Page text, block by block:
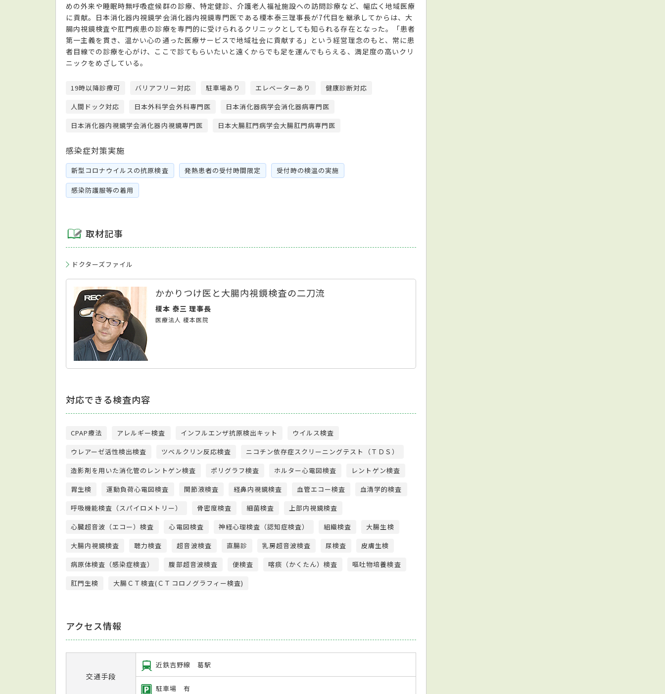
めの外来や睡眠時無呼吸症候群の診療、特定健診、介護老人福祉施設への訪問診療など、幅広く地域医療
に貢献。日本消化器内視鏡学会消化器内視鏡専門医である榎本泰三理事長が7代目を継承してからは、大
腸内視鏡検査や肛門疾患の診療を専門的に受けられるクリニックとしても知られる存在となった。「患者
第一主義を貫き、温かい心の通った医療サービスで地域社会に貢献する」という経営理念のもと、常に患
者目線での診療を心がけ、ここで診てもらいたいと遠くからでも足を運んでもらえる、満足度の高いクリ
ニックをめざしている。
19時以降診療可 バリアフリー対応 駐車場あり エレベーターあり
健康診断対応
人間ドック対応
日本外科学会外科専門医
日本消化器病学会消化器病専門医
日本消化器内視鏡学会消化器内視鏡専門医
日本大腸肛門病学会大腸肛門病専門医
感染症対策実施
新型コロナウイルスの抗原検査 発熱患者の受付時間限定 受付時の検温の実施
感染防護服等の着用
取材記事
ドクターズファイル
かかりつけ医と大腸内視鏡検査の二刀流
榎本 泰三 理事長
医療法人 榎本医院
対応できる検査内容
CPAP療法 アレルギー検査 インフルエンザ抗原検出キット
ウイルス検査
ウレアーゼ活性検出検査
ツベルクリン反応検査
ニコチン依存症スクリーニングテスト（ＴＤＳ）
造影剤を用いた消化管のレントゲン検査
ポリグラフ検査 ホルター心電図検査
レントゲン検査
胃生検
運動負荷心電図検査 関節液検査 経鼻内視鏡検査 血管エコー検査
血清学的検査
呼吸機能検査（スパイロメトリー）
骨密度検査 細菌検査
上部内視鏡検査
心臓超音波（エコー）検査
心電図検査 神経心理検査（認知症検査） 組織検査
大腸生検
大腸内視鏡検査
聴力検査 超音波検査 直腸診 乳房超音波検査 尿検査
皮膚生検
病原体検査（感染症検査）
腹部超音波検査 便検査 喀痰（かくたん）検査
嘔吐物培養検査
肛門生検
大腸ＣＴ検査(ＣＴコロノグラフィー検査)
アクセス情報
交通手段
近鉄吉野線 葛駅
駐車場 有